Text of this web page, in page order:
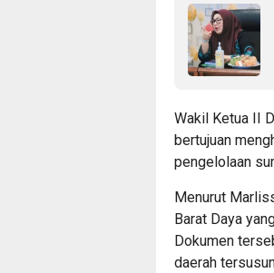
Wakil Ketua II
bertujuan
pengelolaan
Menurut
Barat Daya
Dokumen
daerah